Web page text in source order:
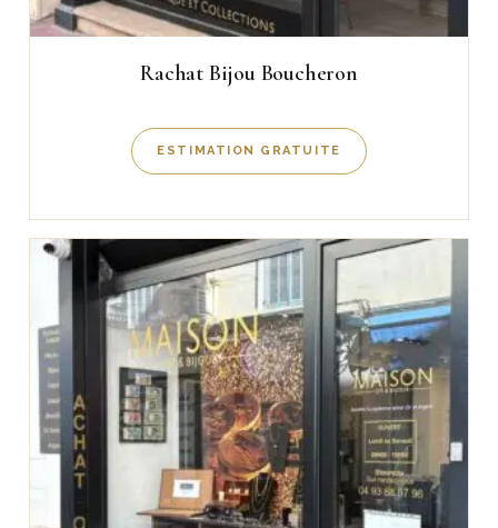
Rachat Bijou Boucheron
ESTIMATION GRATUITE